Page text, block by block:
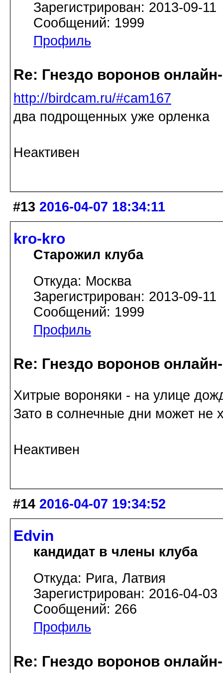
Зарегистрирован: 2013-09-11
Сообщений: 1999
Профиль
Re: Гнездо воронов
http://birdcam.ru/#cam167
два подрощенных уже орленка
Неактивен
#13 2016-04-07 18:34:11
kro-kro
Старожил клуба
Откуда: Москва
Зарегистрирован: 2013-09-11
Сообщений: 1999
Профиль
Re: Гнездо воронов
Хитрые вороняки - на улице
Зато в солнечные дни может не
Неактивен
#14 2016-04-07 19:34:52
Edvin
кандидат в члены клуба
Откуда: Рига, Латвия
Зарегистрирован: 2016-04-03
Сообщений: 266
Профиль
Re: Гнездо воронов